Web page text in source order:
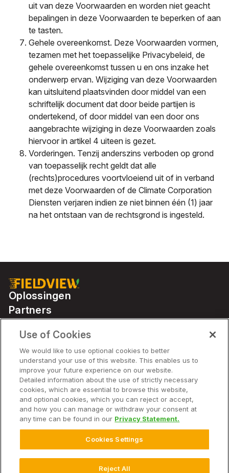
uit van deze Voorwaarden en worden niet geacht
bepalingen in deze Voorwaarden te beperken of aan
te tasten.
Gehele overeenkomst. Deze Voorwaarden vormen,
tezamen met het toepasselijke Privacybeleid, de
gehele overeenkomst tussen u en ons inzake het
onderwerp ervan. Wijziging van deze Voorwaarden
kan uitsluitend plaatsvinden door middel van een
schriftelijk document dat door beide partijen is
ondertekend, of door middel van een door ons
aangebrachte wijziging in deze Voorwaarden zoals
hiervoor in artikel 4 uiteen is gezet.
Vorderingen. Tenzij anderszins verboden op grond
van toepasselijk recht geldt dat alle
(rechts)procedures voortvloeiend uit of in verband
met deze Voorwaarden of de Climate Corporation
Diensten verjaren indien ze niet binnen één (1) jaar
na het ontstaan van de rechtsgrond is ingesteld.
Oplossingen
Partners
Bedrijf
Avis de non-responsabilité
Déclaration de confidentialité
Veelgestelde vragen over Privacybeleid
Use of Cookies
We would like to use optional cookies to better
understand your use of this website. This enables us to
improve your future experience on our website.
Detailed information about the use of strictly necessary
cookies, which are essential to browse this website,
and optional cookies, which you can reject or accept,
and how you can manage or withdraw your consent at
any time can be found in our Privacy Statement.
Cookies Settings
Reject All